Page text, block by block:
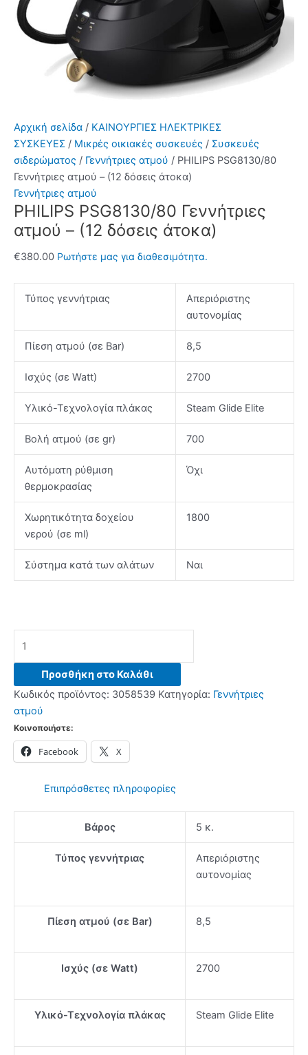
Αρχική σελίδα / ΚΑΙΝΟΥΡΓΙΕΣ ΗΛΕΚΤΡΙΚΕΣ
ΣΥΣΚΕΥΕΣ / Μικρές οικιακές συσκευές / Συσκευές
σιδερώματος / Γεννήτριες ατμού / PHILIPS PSG8130/80
Γεννήτριες ατμού – (12 δόσεις άτοκα)
Γεννήτριες ατμού
PHILIPS PSG8130/80 Γεννήτριες
ατμού – (12 δόσεις άτοκα)
€380.00 Ρωτήστε μας για διαθεσιμότητα.
Τύπος γεννήτριας
Απεριόριστης
αυτονομίας
Πίεση ατμού (σε Bar) 8,5
Ισχύς (σε Watt) 2700
Υλικό-Τεχνολογία πλάκας Steam Glide Elite
Βολή ατμού (σε gr) 700
Αυτόματη ρύθμιση
θερμοκρασίας
Όχι
Χωρητικότητα δοχείου
νερού (σε ml)
1800
Σύστημα κατά των αλάτων Ναι
PSG8130/80
Γεννήτριες
ατμού
(12
άτοκα)
Προσθήκη στο Καλάθι
Κωδικός προϊόντος: 3058539 Κατηγορία: Γεννήτριες
ατμού
Κοινοποιήστε:
Facebook X
Επιπρόσθετες πληροφορίες
Βάρος 5 κ.
Τύπος γεννήτριας
Απεριόριστης
αυτονομίας
Πίεση ατμού (σε Bar) 8,5
Ισχύς (σε Watt) 2700
Υλικό-Τεχνολογία πλάκας Steam Glide Elite